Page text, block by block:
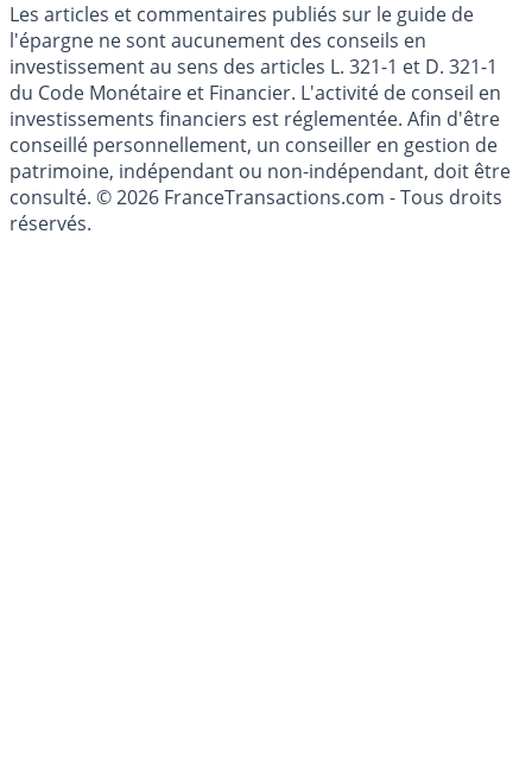
Les articles et commentaires publiés sur le guide de
l'épargne ne sont aucunement des conseils en
investissement au sens des articles L. 321-1 et D. 321-1
du Code Monétaire et Financier. L'activité de conseil en
investissements financiers est réglementée. Afin d'être
conseillé personnellement, un conseiller en gestion de
patrimoine, indépendant ou non-indépendant, doit être
consulté. © 2026 FranceTransactions.com - Tous droits
réservés.